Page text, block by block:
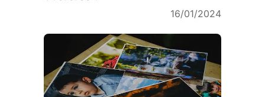
16/01/2024